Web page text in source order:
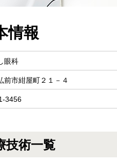
情報
眼科
前市紺屋町２１－４
3456
技術一覧